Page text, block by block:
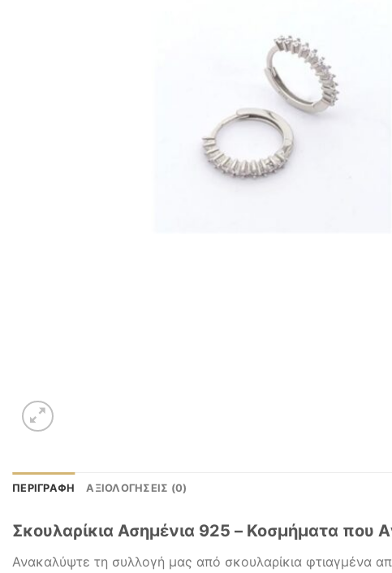
ΠΕΡΙΓΡΑΦΉ ΑΞΙΟΛΟΓΉΣΕΙΣ (0)
Σκουλαρίκια Ασημένια 925 – Κοσμήματα που
Ανακαλύψτε τη συλλογή μας από σκουλαρίκια φτιαγμένα